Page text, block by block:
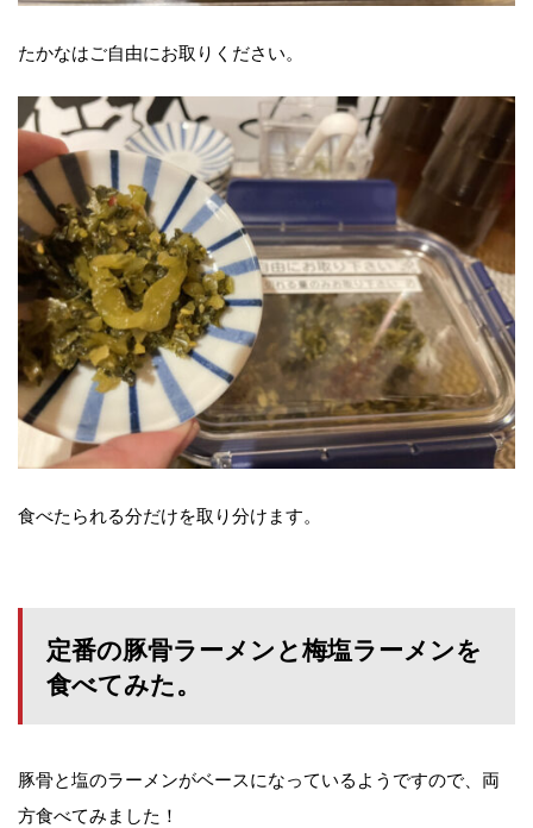
たかなはご自由にお取りください。
食べたられる分だけを取り分けます。
定番の豚骨ラーメンと梅塩ラーメンを
食べてみた。
豚骨と塩のラーメンがベースになっているようですので、両
方食べてみました！